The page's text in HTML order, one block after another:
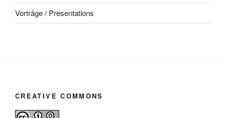
Vorträge / Presentations
CREATIVE COMMONS